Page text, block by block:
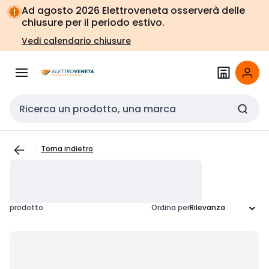
Vai alla
navigazione
Vai
alla
pagina
Ad agosto 2026 Elettroveneta osserverà delle
chiusure per il periodo estivo.
Vedi calendario chiusure
Cerca input
Torna indietro
prodotto Ordina per